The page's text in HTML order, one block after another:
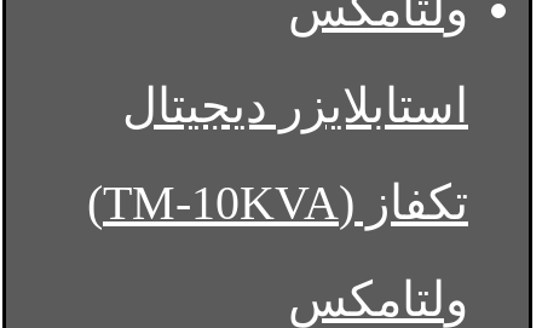
استابلایزر دیجیتال
تکفاز (TM-10KVA)
ولتامکس